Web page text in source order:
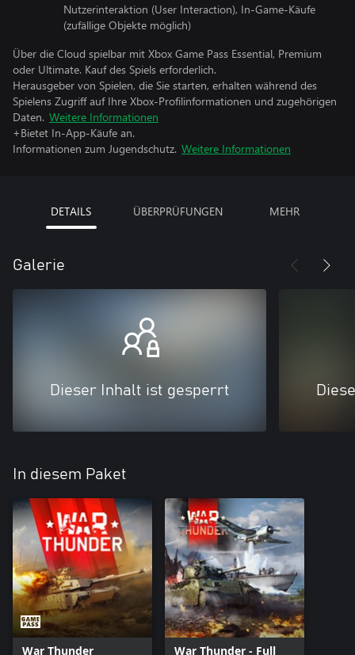
Nutzerinteraktion (User Interaction), In-Game-Käufe
(zufällige Objekte möglich)
Über die Cloud spielbar mit Xbox Game Pass Essential, Premium
oder Ultimate. Kauf des Spiels erforderlich.
Herausgeber von Spielen, die Sie starten, erhalten während des
Spielens Zugriff auf Ihre Xbox-Profilinformationen und zugehörigen
Daten. Weitere Informationen
+Bietet In-App-Käufe an.
Informationen zum Jugendschutz. Weitere Informationen
DETAILS ÜBERPRÜFUNGEN MEHR
Galerie
Dieser Inhalt ist gesperrt
In diesem Paket
War Thunder
War Thunder - Full